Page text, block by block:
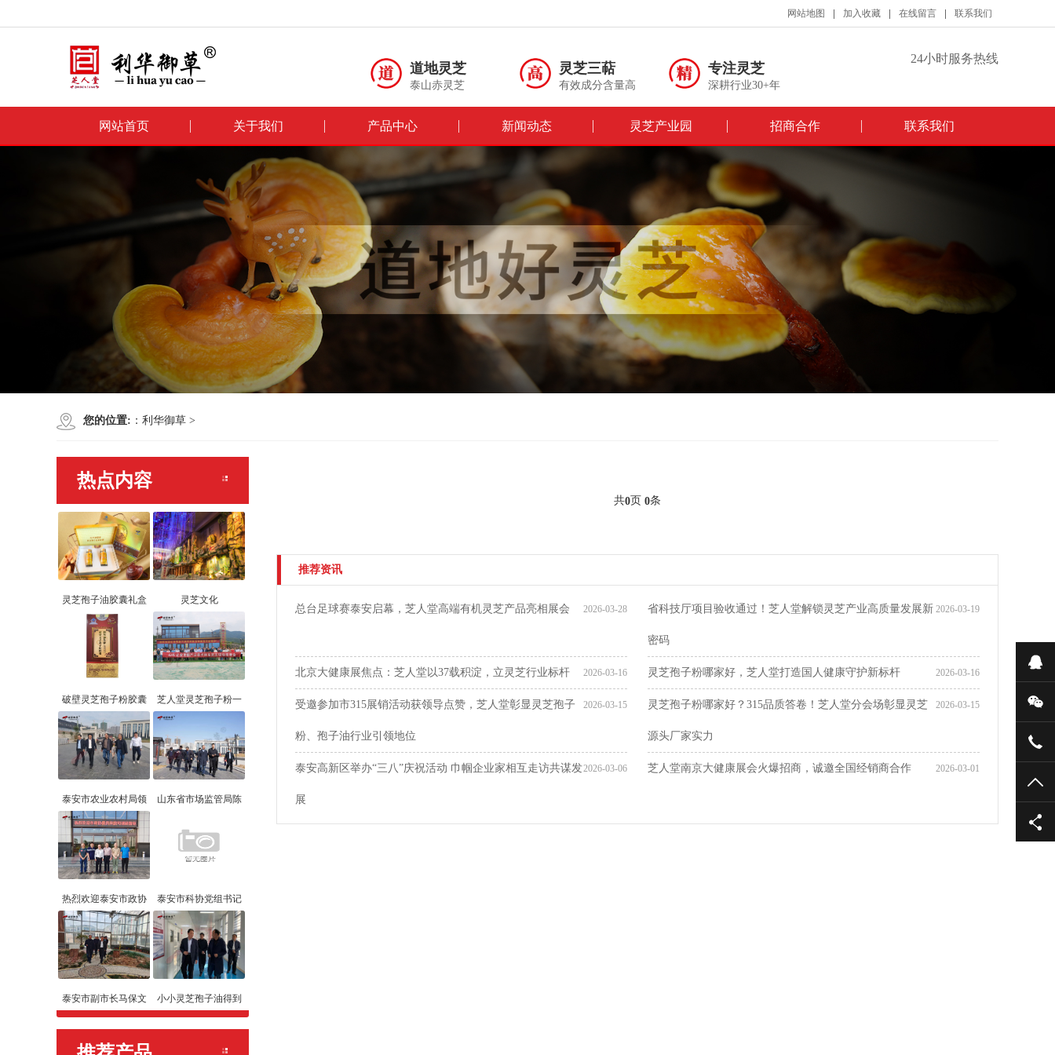
网站地图 加入收藏 在线留言 联系我们
道地灵芝
泰山赤灵芝
灵芝三萜
有效成分含量高
专注灵芝
深耕行业30+年
24小时服务热线
网站首页 关于我们 产品中心 新闻动态 灵芝产业园 招商合作 联系我们
您的位置: ： 利华御草 >
热点内容
灵芝孢子油胶囊礼盒 灵芝文化
破壁灵芝孢子粉胶囊 芝人堂灵芝孢子粉一
泰安市农业农村局领 山东省市场监管局陈
热烈欢迎泰安市政协 泰安市科协党组书记
泰安市副市长马保文 小小灵芝孢子油得到
共0页 0条
推荐资讯
2026-03-28
总台足球赛泰安启幕，芝人堂高端有机灵芝产品亮相展会 2026-03-19
省科技厅项目验收通过！芝人堂解锁灵芝产业高质量发展新
密码
2026-03-16
北京大健康展焦点：芝人堂以37载积淀，立灵芝行业标杆 2026-03-16
灵芝孢子粉哪家好，芝人堂打造国人健康守护新标杆
2026-03-15
受邀参加市315展销活动获领导点赞，芝人堂彰显灵芝孢子
粉、孢子油行业引领地位
2026-03-15
灵芝孢子粉哪家好？315品质答卷！芝人堂分会场彰显灵芝
源头厂家实力
2026-03-06
泰安高新区举办“三八”庆祝活动 巾帼企业家相互走访共谋发
展
2026-03-01
芝人堂南京大健康展会火爆招商，诚邀全国经销商合作
在
微